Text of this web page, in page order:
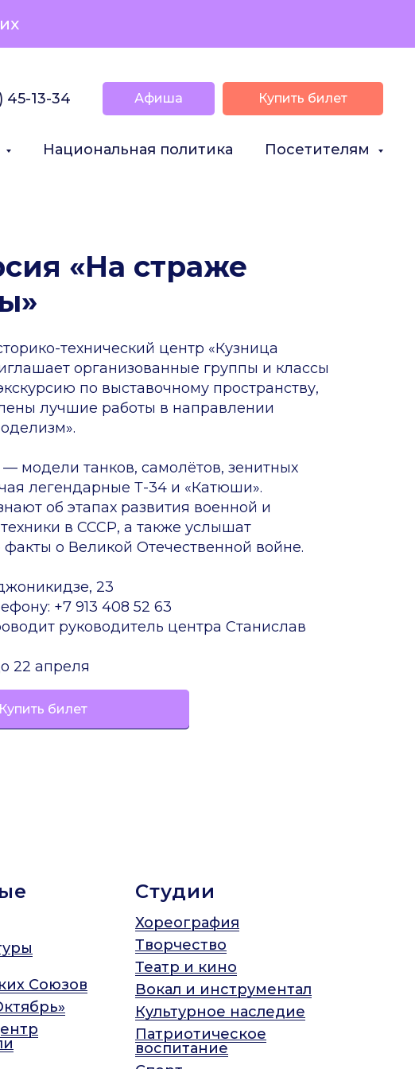
45-13-34 Афиша Купить билет
Национальная политика Посетителям
«На страже
технический центр «Кузница
организованные группы и классы
по выставочному пространству,
лучшие работы в направлении
модели танков, самолётов, зенитных
легендарные Т-34 и «Катюши».
об этапах развития военной и
в СССР, а также услышат
факты о Великой Отечественной войне.
23
+7 913 408 52 63
руководитель центра Станислав
22 апреля
Купить билет
Союзов
Студии
Хореография
Творчество
Театр и кино
Вокал и инструментал
Культурное наследие
Патриотическое
воспитание